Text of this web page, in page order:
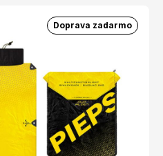
Doprava zadarmo